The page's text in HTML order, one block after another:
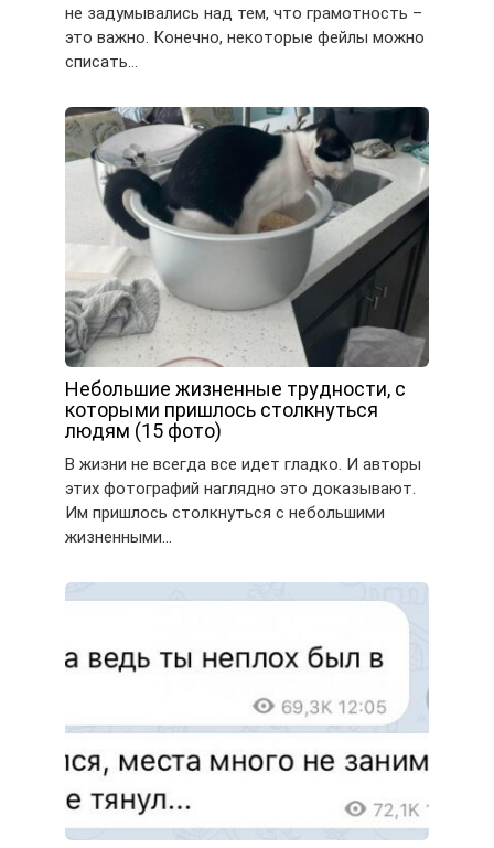
не задумывались над тем, что грамотность –
это важно. Конечно, некоторые фейлы можно
списать…
Небольшие жизненные трудности, с
которыми пришлось столкнуться
людям (15 фото)
В жизни не всегда все идет гладко. И авторы
этих фотографий наглядно это доказывают.
Им пришлось столкнуться с небольшими
жизненными…